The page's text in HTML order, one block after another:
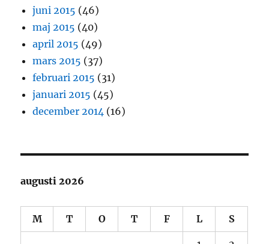
juni 2015 (46)
maj 2015 (40)
april 2015 (49)
mars 2015 (37)
februari 2015 (31)
januari 2015 (45)
december 2014 (16)
augusti 2026
M T O T F L S